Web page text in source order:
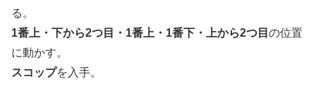
る。
1番上・下から2つ目・1番上・1番下・上から2つ目 の位置
に動かす。
スコップを入手。